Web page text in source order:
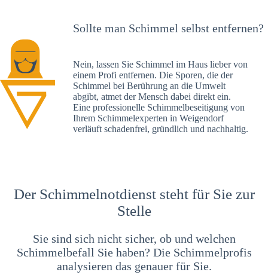
Sollte man Schimmel selbst entfernen?
Nein, lassen Sie Schimmel im Haus lieber von
einem Profi entfernen. Die Sporen, die der
Schimmel bei Berührung an die Umwelt
abgibt, atmet der Mensch dabei direkt ein.
Eine professionelle Schimmelbeseitigung von
Ihrem Schimmelexperten in Weigendorf
verläuft schadenfrei, gründlich und nachhaltig.
Der Schimmelnotdienst steht für Sie zur
Stelle
Sie sind sich nicht sicher, ob und welchen
Schimmelbefall Sie haben? Die Schimmelprofis
analysieren das genauer für Sie.